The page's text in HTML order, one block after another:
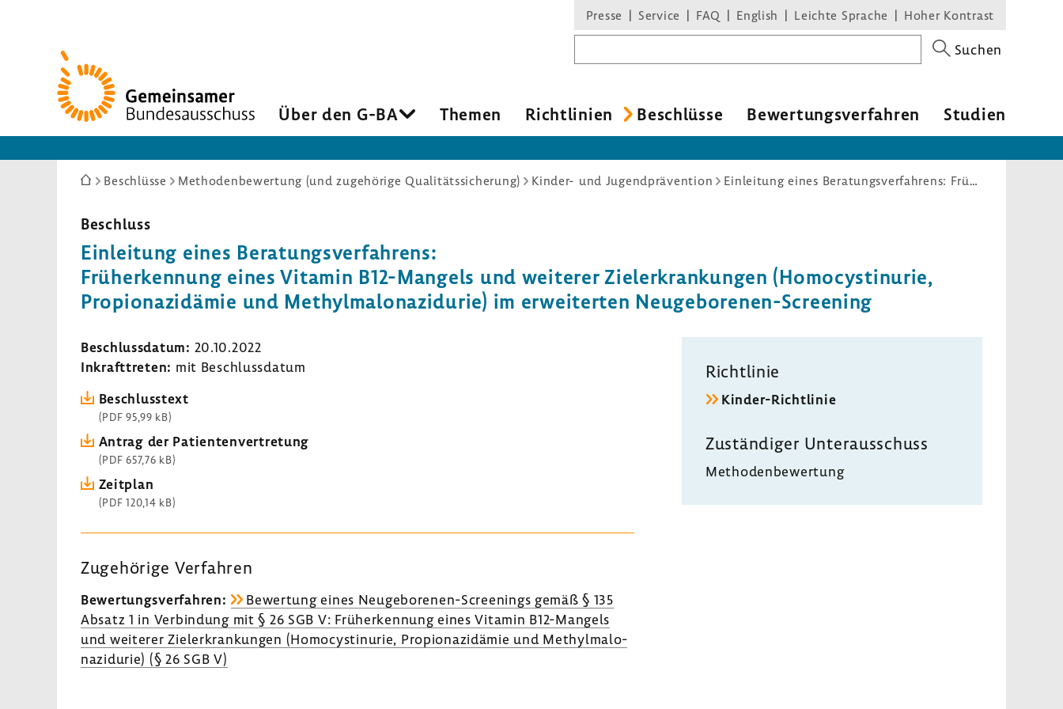
Zur
Startseite
Presse Service FAQ English Leichte Sprache Hoher Kontrast
Suchen
Über den G-BA Themen Richt­li­nien Beschlüsse Bewer­tungs­ver­fahren Studien
Sie
hier:
Beschlüsse Methodenbewertung (und zugehörige Qualitätssicherung) Kinder- und Jugendprävention Einleitung eines Beratungsverfahrens: Früherkennung eines Vitamin B12-Mangels und weiterer Zielerkrankungen (Homocystinurie, Propionazidämie und Methylmalonazidurie) im erweiterten Neugeborenen-Screening
Beschluss
Einlei­tung eines Bera­tungs­ver­fah­rens:
Früh­erken­nung eines Vitamin B12-​Mangels und weiterer Ziel­er­kran­kungen (Homo­cys­ti­n­urie,
Propio­na­zi­dämie und Methyl­ma­lo­na­zi­durie) im erwei­terten Neugeborenen-​Screening
Beschluss­datum: 20.10.2022
Inkraft­treten: mit Beschluss­datum
Beschluss­text
(PDF 95,99 kB)
Antrag der Pati­en­ten­ver­tre­tung
(PDF 657,76 kB)
Zeit­plan
(PDF 120,14 kB)
Zuge­hö­rige Verfahren
Bewer­tungs­ver­fahren:
Bewer­tung eines Neugeborenen-​Screenings gemäß § 135
Absatz 1 in Verbin­dung mit § 26 SGB V: Früh­erken­nung eines Vitamin B12-​Mangels
und weiterer Ziel­er­kran­kungen (Homo­cys­ti­n­urie, Propio­na­zi­dämie und Methyl­ma­lo­
na­zi­durie) (§ 26 SGB V)
Richt­linie
Kinder-​Richtlinie
Zustän­diger Unter­aus­schuss
Metho­den­be­wer­tung